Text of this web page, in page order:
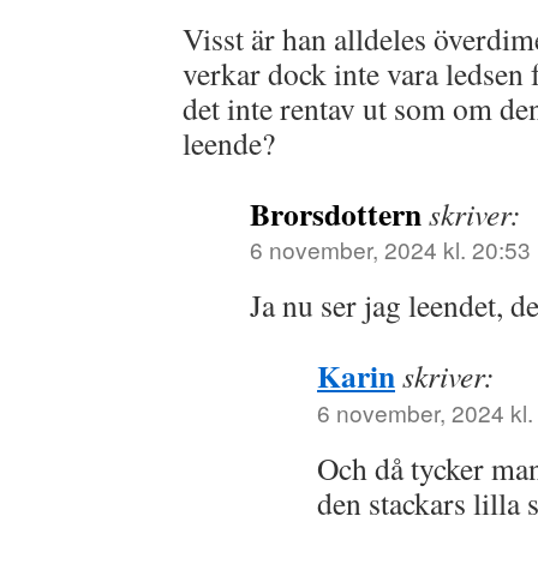
Visst är han alldeles
verkar dock inte vara
det inte rentav ut som om
leende?
Brorsdotternskriver:
6 november, 2024 kl. 20:53
Ja nu ser jag leendet,
Karinskriver:
6 november, 2024
Och då tycker
den stackars lilla